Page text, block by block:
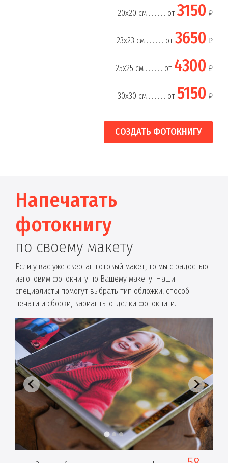
20х20 см ........... от 3150 ₽
23х23 см ........... от 3650 ₽
25х25 см ........... от 4300 ₽
30х30 см ........... от 5150 ₽
СОЗДАТЬ ФОТОКНИГУ
Напечатать
фотокнигу
по своему макету
Если у вас уже свертан готовый макет, то мы с радостью
изготовим фотокнигу по Вашему макету. Наши
специалисты помогут выбрать тип обложки, способ
печати и сборки, варианты отделки фотокниги.